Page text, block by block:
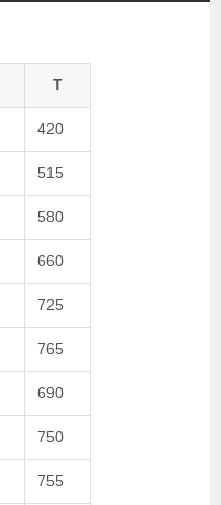
T
420
515
580
660
725
765
690
750
755